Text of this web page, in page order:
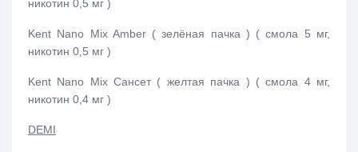
никотин 0,5 мг )
Kent Nano Mix Amber ( зелёная пачка ) ( смола 5 мг,
никотин 0,5 мг )
Kent Nano Mix Сансет ( желтая пачка ) ( смола 4 мг,
никотин 0,4 мг )
DEMI